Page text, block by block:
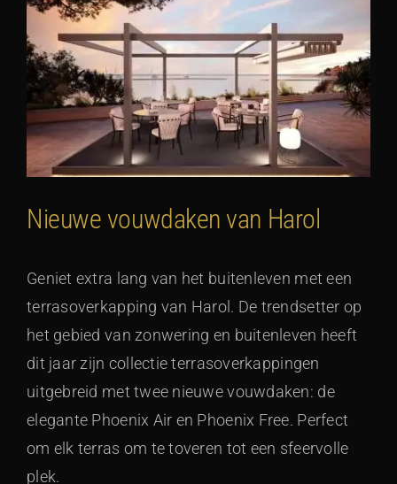
afbeelding
Nieuwe vouwdaken van Harol
Geniet extra lang van het buitenleven met een
terrasoverkapping van Harol. De trendsetter op
het gebied van zonwering en buitenleven heeft
dit jaar zijn collectie terrasoverkappingen
uitgebreid met twee nieuwe vouwdaken: de
elegante Phoenix Air en Phoenix Free. Perfect
om elk terras om te toveren tot een sfeervolle
plek.